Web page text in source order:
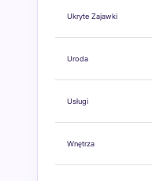
Ukryte Zajawki
Uroda
Usługi
Wnętrza